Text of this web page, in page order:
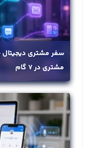
سفر مشتری
مشتری در ۷ گام